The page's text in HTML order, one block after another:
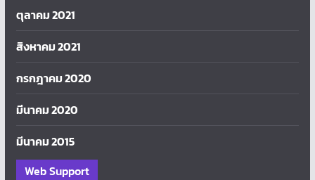
ตุลาคม 2021
สิงหาคม 2021
กรกฎาคม 2020
มีนาคม 2020
มีนาคม 2015
Web Support